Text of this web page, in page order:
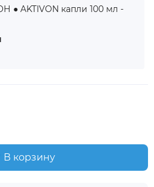
● AKTIVON капли 100 мл -
В корзину